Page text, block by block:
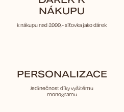
NÁKUPU
k nákupu nad 3999,- síťovka jako dárek
PERSONALIZACE
Jedinečnost díky vyšitému
monogramu